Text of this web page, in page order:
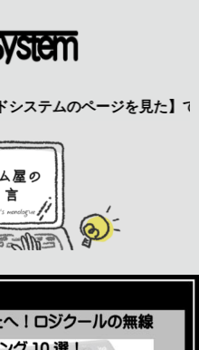
ジを見た】で特典あり